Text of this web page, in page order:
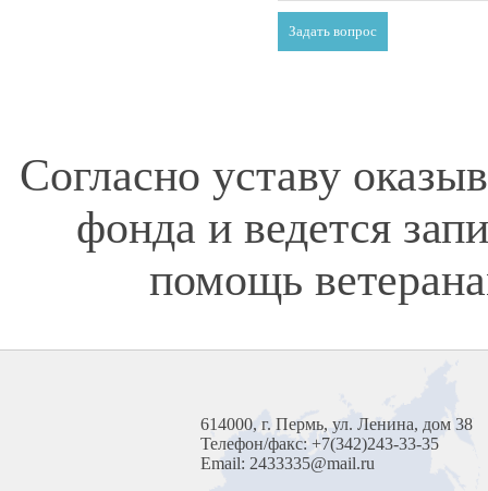
Согласно уставу
фонда и ведется
помощь
614000, г. Пермь, ул. Ленина, дом 38
Телефон/факс: +7(342)243-33-35
Email: 2433335@mail.ru